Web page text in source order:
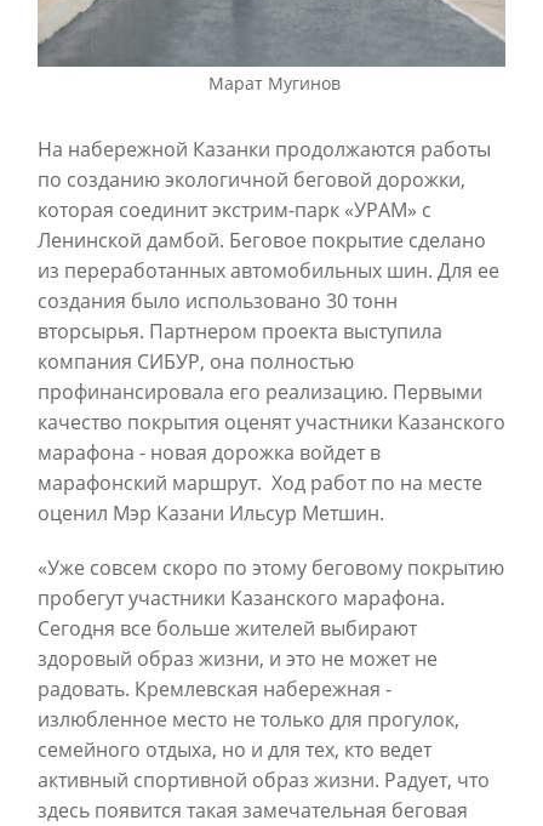
Марат Мугинов
На набережной Казанки продолжаются работы
по созданию экологичной беговой дорожки,
которая соединит экстрим-парк «УРАМ» с
Ленинской дамбой. Беговое покрытие сделано
из переработанных автомобильных шин. Для ее
создания было использовано 30 тонн
вторсырья. Партнером проекта выступила
компания СИБУР, она полностью
профинансировала его реализацию. Первыми
качество покрытия оценят участники Казанского
марафона - новая дорожка войдет в
марафонский маршрут. Ход работ по на месте
оценил Мэр Казани Ильсур Метшин.
«Уже совсем скоро по этому беговому покрытию
пробегут участники Казанского марафона.
Сегодня все больше жителей выбирают
здоровый образ жизни, и это не может не
радовать. Кремлевская набережная -
излюбленное место не только для прогулок,
семейного отдыха, но и для тех, кто ведет
активный спортивной образ жизни. Радует, что
здесь появится такая замечательная беговая